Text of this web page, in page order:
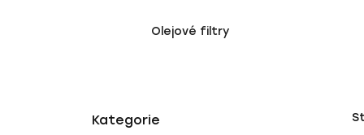
Olejové filtry
kategorie